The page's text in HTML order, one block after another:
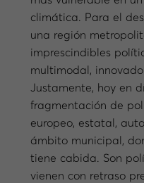
climática. Para el
una región
imprescindibles
multimodal,
Justamente, hoy en
fragmentación de
europeo, estatal,
ámbito municipal,
tiene cabida. Son
vienen con retraso